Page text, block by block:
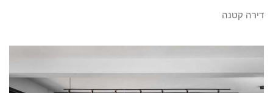
דירה קטנה